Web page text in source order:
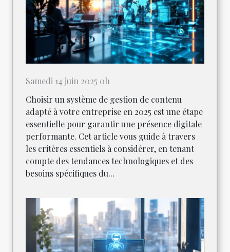
Samedi 14 juin 2025 0h
Choisir un système de gestion de contenu
adapté à votre entreprise en 2025 est une étape
essentielle pour garantir une présence digitale
performante. Cet article vous guide à travers
les critères essentiels à considérer, en tenant
compte des tendances technologiques et des
besoins spécifiques du...